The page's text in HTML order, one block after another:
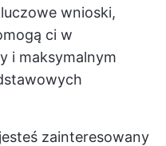
wnioski,
ci w
i maksymalnym
zainteresowany